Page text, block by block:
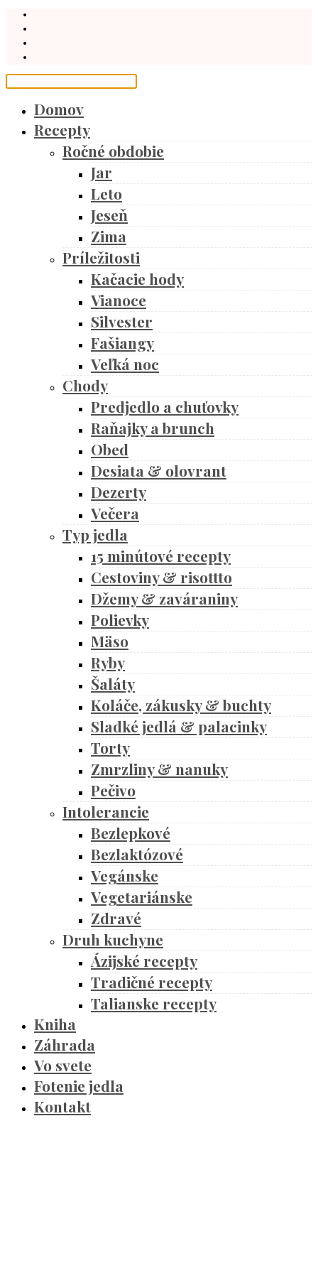
Domov
Recepty
Ročné obdobie
Jar
Leto
Jeseň
Zima
Príležitosti
Kačacie hody
Vianoce
Silvester
Fašiangy
Veľká noc
Chody
Predjedlo a chuťovky
Raňajky a brunch
Obed
Desiata & olovrant
Dezerty
Večera
Typ jedla
15 minútové recepty
Cestoviny & risottto
Džemy & zaváraniny
Polievky
Mäso
Ryby
Šaláty
Koláče, zákusky & buchty
Sladké jedlá & palacinky
Torty
Zmrzliny & nanuky
Pečivo
Intolerancie
Bezlepkové
Bezlaktózové
Vegánske
Vegetariánske
Zdravé
Druh kuchyne
Ázijské recepty
Tradičné recepty
Talianske recepty
Kniha
Záhrada
Vo svete
Fotenie jedla
Kontakt